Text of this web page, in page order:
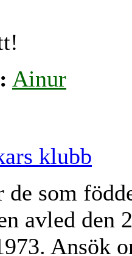
Ainur
klubb
som
avled den 2
Ansök